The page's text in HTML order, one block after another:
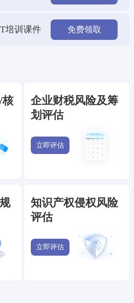
培训课件 免费领取
核
企业财税风险及筹
划评估
立即评估
知识产权侵权风险
评估
立即评估